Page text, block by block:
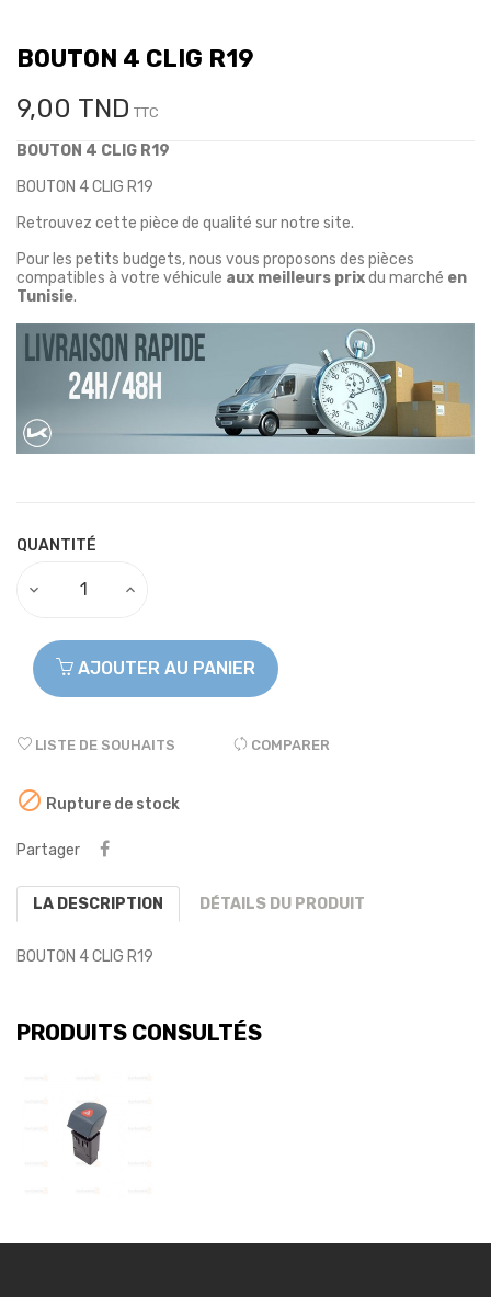
BOUTON 4 CLIG R19
9,00 TND TTC
BOUTON 4 CLIG R19
BOUTON 4 CLIG R19
Retrouvez cette pièce de qualité sur notre site.
Pour les petits budgets, nous vous proposons des pièces
compatibles à votre véhicule aux meilleurs prixdu marché en
Tunisie.
QUANTITÉ
AJOUTER AU PANIER
LISTE DE SOUHAITS COMPARER
 Rupture de stock
Partager
LA DESCRIPTION DÉTAILS DU PRODUIT
BOUTON 4 CLIG R19
PRODUITS CONSULTÉS